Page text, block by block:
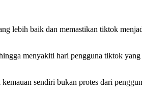
lebih baik dan memastikan tiktok
menyakiti hari pengguna tiktok
sendiri bukan protes dari